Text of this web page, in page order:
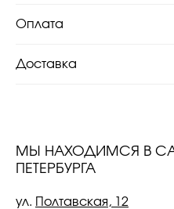
Оплата
Доставка
МЫ НАХОДИМСЯ В
ПЕТЕРБУРГА
ул. Полтавская, 12